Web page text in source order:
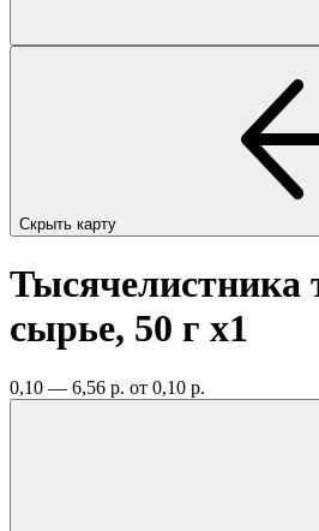
Скрыть карту
Тысячелистника
сырье, 50 г x1
0,10 — 6,56 р. от 0,10 р.